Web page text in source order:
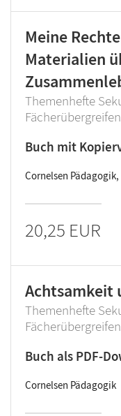
Meine
Materialien
Themenhefte
Buch mit
Cornelsen Pädagogik,
20,25 EUR
Achtsamkeit
Themenhefte
Buch als PDF-
Cornelsen Pädagogik